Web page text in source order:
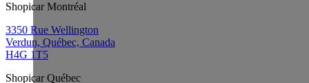
Shopicar Montréal
3350 Rue Wellington
Verdun, Québec, Canada
H4G 1T5
Shopicar Québec